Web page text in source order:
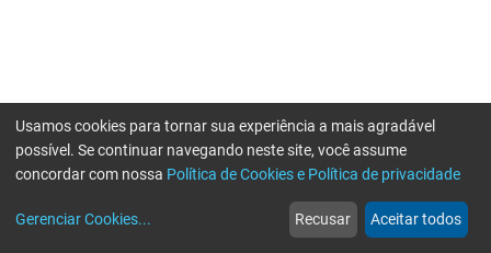
web
Notícias
more_horiz
Mais
Usamos cookies para tornar sua experiência a mais agradável
possível. Se continuar navegando neste site, você assume
concordar com nossa Política de Cookies e Política de privacidade
Gerenciar Cookies... Recusar Aceitar todos
Erro ao enviar informações, por favor tente novamente